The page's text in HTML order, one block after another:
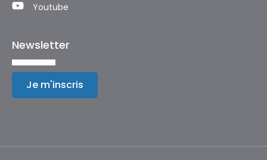
Youtube
Newsletter
Je m'inscris